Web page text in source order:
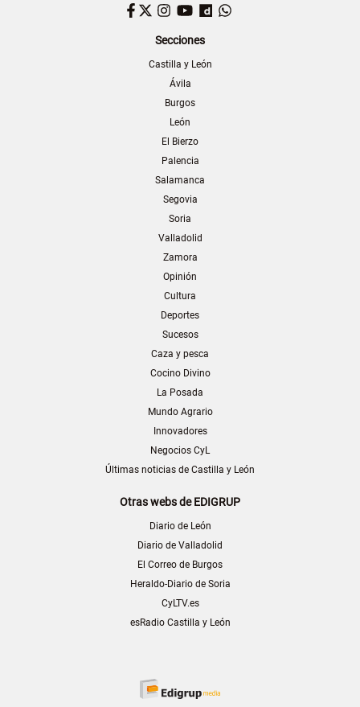
Facebook
TwitterInstagram
YouTubeDailymotion
Secciones
Castilla y León
Ávila
Burgos
León
El Bierzo
Palencia
Salamanca
Segovia
Soria
Valladolid
Zamora
Opinión
Cultura
Deportes
Sucesos
Caza y pesca
Cocino Divino
La Posada
Mundo Agrario
Innovadores
Negocios CyL
Últimas noticias de Castilla y León
Otras webs de EDIGRUP
Diario de León
Diario de Valladolid
El Correo de Burgos
Heraldo-Diario de Soria
CyLTV.es
esRadio Castilla y León